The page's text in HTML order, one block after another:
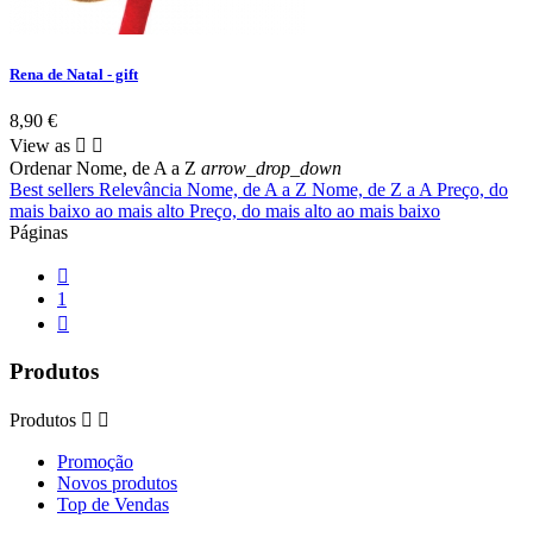
Rena de Natal - gift
8,90 €
View as  
Ordenar Nome, de A a Z arrow_drop_down
Best sellers Relevância Nome, de A a Z Nome, de Z a A Preço, do
mais baixo ao mais alto Preço, do mais alto ao mais baixo
Páginas

1

Produtos
Produtos  
Promoção
Novos produtos
Top de Vendas